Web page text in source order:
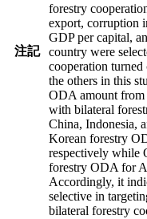
注記
forestry
export, corruption
GDP per capital,
country were
cooperation
the others in this
ODA amount from
with bilateral
China, Indonesia,
Korean forestry
respectively while
forestry ODA for
Accordingly, it
selective in
bilateral forestry